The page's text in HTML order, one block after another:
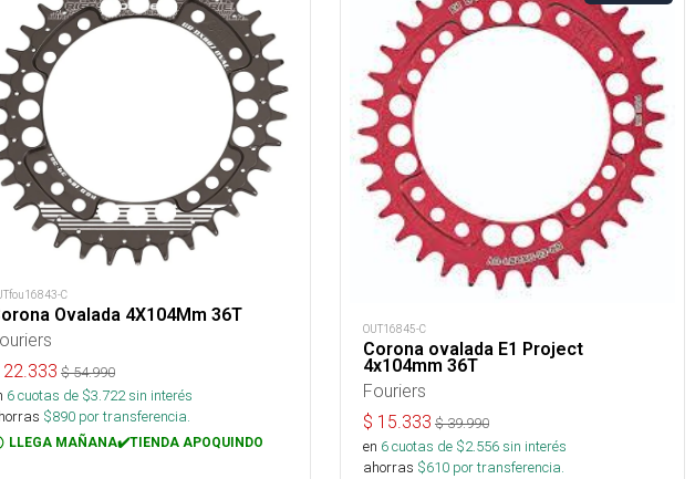
C
Ovalada 4X104Mm 36T
22.333 $54.990
6cuotas de $3.722sin interés
$890 por transferencia.
LLEGA MAÑANA✔️TIENDA APOQUINDO
OUT16845-C
Corona ovalada E1 Project
4x104mm 36T
Fouriers
$ 15.333 $39.990
en 6cuotas de $2.556sin interés
ahorras $610 por transferencia.